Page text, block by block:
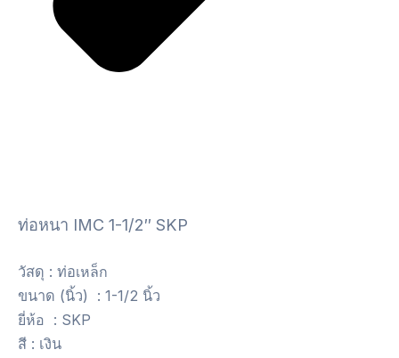
ท่อหนา IMC 1-1/2″ SKP
วัสดุ : ท่อเหล็ก
ขนาด (นิ้ว) : 1-1/2 นิ้ว
ยี่ห้อ : SKP
สี : เงิน